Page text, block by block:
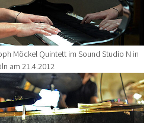
Möckel Quintett im Sound Studio N in
am 21.4.2012